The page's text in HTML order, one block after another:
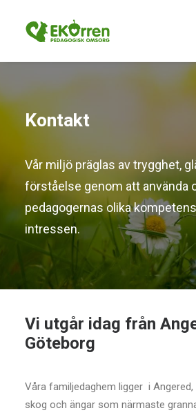
Kontakt
Vår miljö präglas av trygghet,
förståelse genom att använda
pedagogernas olika
intressen.
Vi utgår idag från
Göteborg
Våra familjedaghem ligger i
skog och ängar som närmaste